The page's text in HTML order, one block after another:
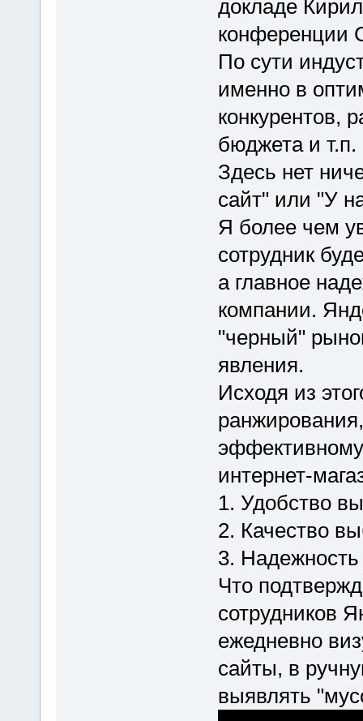
докладе
конференции
По сути
именно в
конкурентов,
бюджета и т.п.
Здесь нет
сайт" или "У
Я более чем
сотрудник
а главное
компании.
"черный"
явления.
Исходя из
интернет-
1. Удобство
2. Качество
3.
Что
сотрудников
ежедневно
сайты, в
выявлять